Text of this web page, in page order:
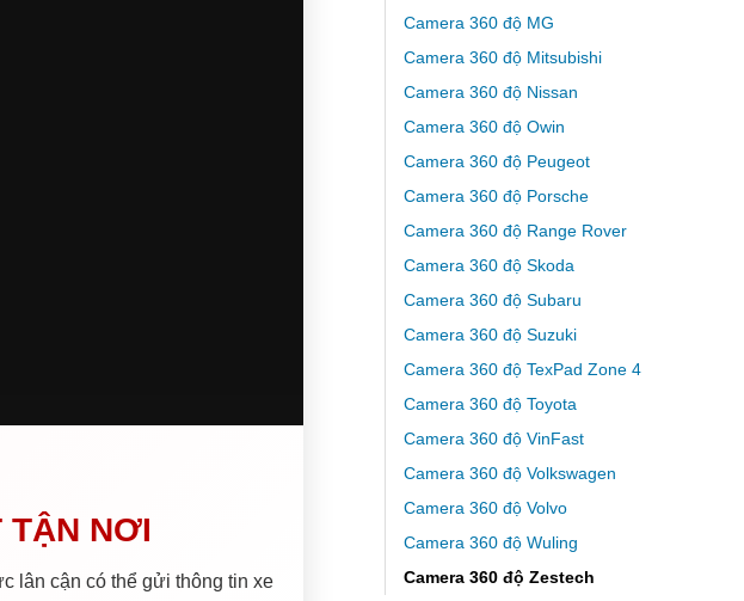
TẬN NƠI
lân cận có thể gửi thông tin xe
Camera 360 độ MG
Camera 360 độ Mitsubishi
Camera 360 độ Nissan
Camera 360 độ Owin
Camera 360 độ Peugeot
Camera 360 độ Porsche
Camera 360 độ Range Rover
Camera 360 độ Skoda
Camera 360 độ Subaru
Camera 360 độ Suzuki
Camera 360 độ TexPad Zone 4
Camera 360 độ Toyota
Camera 360 độ VinFast
Camera 360 độ Volkswagen
Camera 360 độ Volvo
Camera 360 độ Wuling
Camera 360 độ Zestech